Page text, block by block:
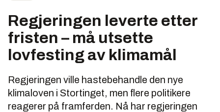
Regjeringen leverte etter
fristen – må utsette
lovfesting av klimamål
Regjeringen ville hastebehandle den nye
klimaloven i Stortinget, men flere politikere
reagerer på framferden. Nå har regjeringen